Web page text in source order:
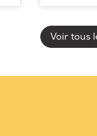
Voir tous